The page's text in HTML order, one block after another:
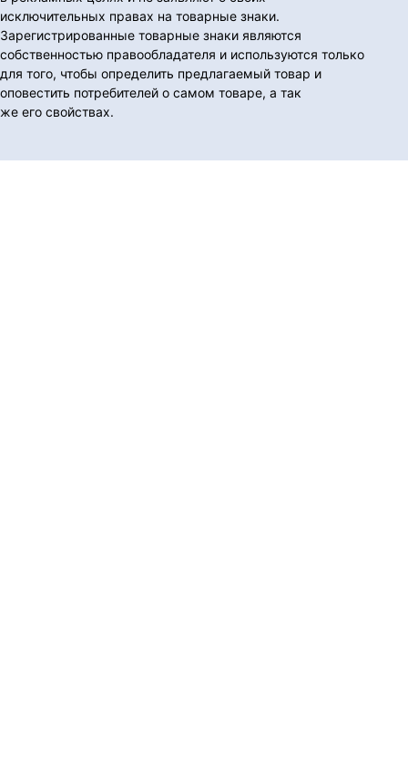
исключительных правах на товарные знаки.
Зарегистрированные товарные знаки являются
собственностью правообладателя и используются только
для того, чтобы определить предлагаемый товар и
оповестить потребителей о самом товаре, а так
же его свойствах.